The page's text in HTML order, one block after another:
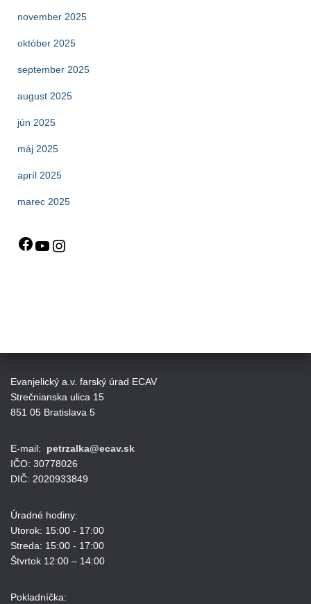
november 2025
október 2025
september 2025
august 2025
jún 2025
máj 2025
apríl 2025
marec 2025
Evanjelický a.v. farský úrad ECAV
Strečnianska ulica 15
851 05 Bratislava 5
E-mail: petrzalka@ecav.sk
IČO: 30778026
DIČ: 2020933849
Úradné hodiny:
Utorok: 15:00 - 17:00
Streda: 15:00 - 17:00
Štvrtok 12:00 – 14:00
Pokladníčka: